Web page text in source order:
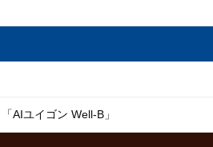
「AIユイゴン Well-B」